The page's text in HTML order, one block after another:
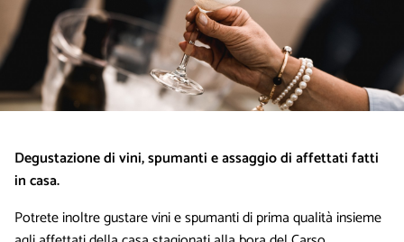
Degustazione di vini, spumanti e assaggio di affettati fatti
in casa.
Potrete inoltre gustare vini e spumanti di prima qualità insieme